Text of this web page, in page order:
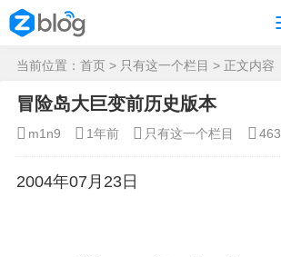
当前位置： 首页 > 只有这一个栏目 > 正文内容
冒险岛大巨变前历史版本
m1n9 1年前 只有这一个栏目 463
2004年07月23日